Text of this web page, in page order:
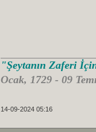
"Şeytanın Zaferi
Ocak, 1729 - 09
14-09-2024 05:16